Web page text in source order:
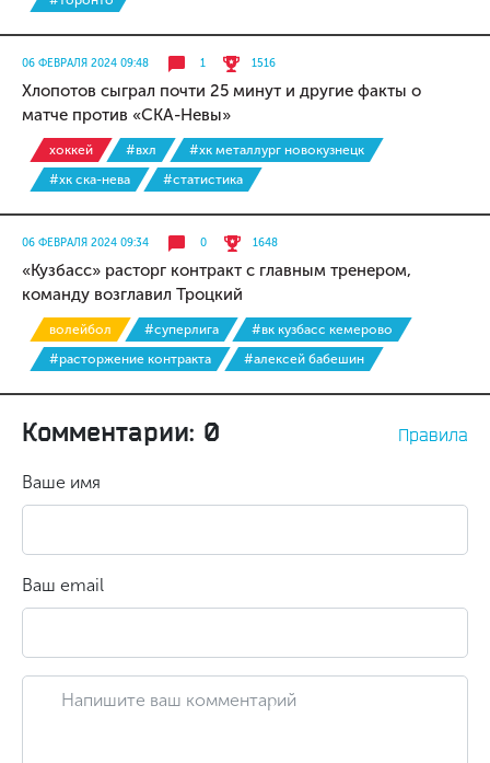
06 ФЕВРАЛЯ 2024 09:48 1 1516
Хлопотов сыграл почти 25 минут и другие факты о
матче против «СКА-Невы»
хоккей #вхл
#хк металлург новокузнецк
#хк ска-нева
#статистика
06 ФЕВРАЛЯ 2024 09:34 0 1648
«Кузбасс» расторг контракт с главным тренером,
команду возглавил Троцкий
волейбол #суперлига
#вк кузбасс кемерово
#расторжение контракта
#алексей бабешин
Комментарии: 0 Правила
Ваше имя
Ваш email